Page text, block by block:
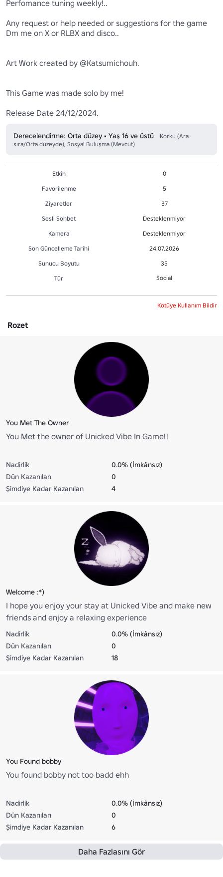
Perfomance tuning weekly!..
Any request or help needed or suggestions for the game
Dm me on X or RLBX and disco..
Art Work created by @Katsumichouh.
This Game was made solo by me!
Release Date 24/12/2024.
Derecelendirme: Orta düzey • Yaş 16 ve üstü
Korku (Ara
sıra/Orta düzeyde), Sosyal Buluşma (Mevcut)
Etkin
0
Favorilenme
5
Ziyaretler
37
Sesli Sohbet
Desteklenmiyor
Kamera
Desteklenmiyor
Son Güncelleme Tarihi
24.07.2026
Sunucu Boyutu
35
Tür
Social
Kötüye Kullanım Bildir
Rozet
You Met The Owner
You Met the owner of Unicked Vibe In Game!!
Nadirlik
0.0% (İmkânsız)
Dün Kazanılan
0
Şimdiye Kadar Kazanılan
4
Welcome :*)
I hope you enjoy your stay at Unicked Vibe and make new
friends and enjoy a relaxing experience
Nadirlik
0.0% (İmkânsız)
Dün Kazanılan
0
Şimdiye Kadar Kazanılan
18
You Found bobby
You found bobby not too badd ehh
Nadirlik
0.0% (İmkânsız)
Dün Kazanılan
0
Şimdiye Kadar Kazanılan
6
Daha Fazlasını Gör